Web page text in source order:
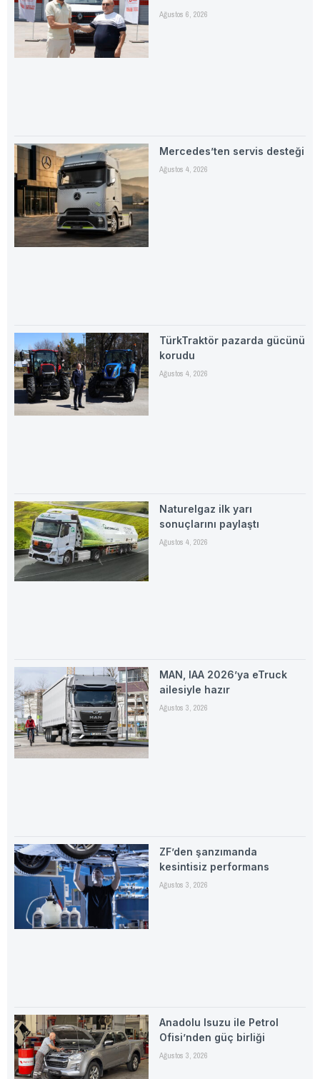
Ağustos 6, 2026
Mercedes’ten servis desteği
Ağustos 4, 2026
TürkTraktör pazarda gücünü
korudu
Ağustos 4, 2026
Naturelgaz ilk yarı
sonuçlarını paylaştı
Ağustos 4, 2026
MAN, IAA 2026’ya eTruck
ailesiyle hazır
Ağustos 3, 2026
ZF’den şanzımanda
kesintisiz performans
Ağustos 3, 2026
Anadolu Isuzu ile Petrol
Ofisi’nden güç birliği
Ağustos 3, 2026